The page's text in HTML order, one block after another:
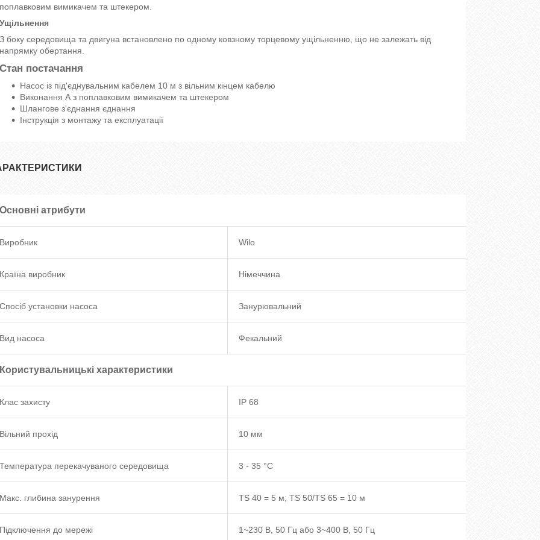
поплавковим вимикачем та штекером.
Ущільнення
З боку середовища та двигуна встановлено по одному ковзному торцевому ущільненню, що не залежать від
напрямку обертання.
Стан постачання
Насос із під'єднувальним кабелем 10 м з вільним кінцем кабелю
Виконання А з поплавковим вимикачем та штекером
Шлангове з'єднання єднання
Інструкція з монтажу та експлуатації
Основні атрибути
Виробник Wilo
Країна виробник Німеччина
Спосіб установки насоса Занурювальний
Вид насоса Фекальний
Користувальницькі характеристики
Клас захисту IP 68
Вільний прохід 10 мм
Температура перекачуваного середовища 3 - 35 °C
Макс. глибина занурення TS 40 = 5 м; TS 50/TS 65 = 10 м
Підключення до мережі 1~230 В, 50 Гц або 3~400 В, 50 Гц